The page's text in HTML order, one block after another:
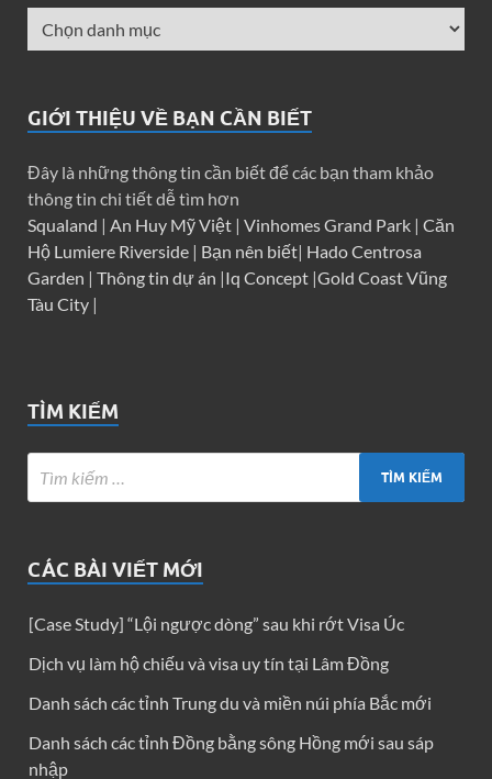
GIỚI THIỆU VỀ BẠN CẦN BIẾT
Đây là những thông tin cần biết để các bạn tham khảo
thông tin chi tiết dễ tìm hơn
Squaland | An Huy Mỹ Việt | Vinhomes Grand Park | Căn
Hộ Lumiere Riverside | Bạn nên biết| Hado Centrosa
Garden | Thông tin dự án |Iq Concept |Gold Coast Vũng
Tàu City |
TÌM KIẾM
CÁC BÀI VIẾT MỚI
[Case Study] “Lội ngược dòng” sau khi rớt Visa Úc
Dịch vụ làm hộ chiếu và visa uy tín tại Lâm Đồng
Danh sách các tỉnh Trung du và miền núi phía Bắc mới
Danh sách các tỉnh Đồng bằng sông Hồng mới sau sáp
nhập